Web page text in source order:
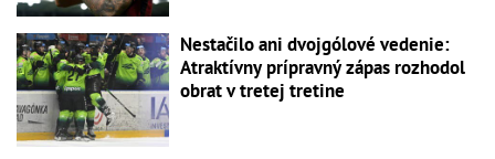
Nestačilo ani dvojgólové vedenie:
Atraktívny prípravný zápas rozhodol
obrat v tretej tretine